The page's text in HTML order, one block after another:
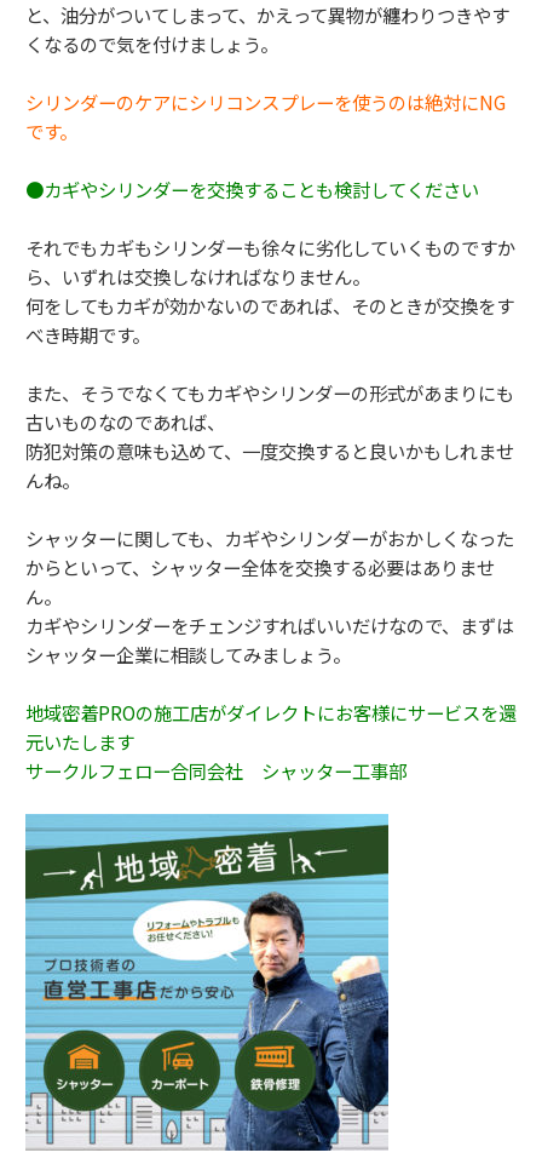
と、 油分がついてしまって、 かえって異物が纏わりつきやす
くなるので気を付けましょう。
シリンダーのケアにシリコンスプレーを使うのは絶対にNG
です。
●カギやシリンダーを交換することも検討してください
それでもカギもシリンダーも徐々に劣化していくものですか
ら、 いずれは交換しなければなりません。
何をしてもカギが効かないのであれば、 そのときが交換をす
べき時期です。
また、 そうでなくてもカギやシリンダーの形式があまりにも
古いものなのであれば、
防犯対策の意味も込めて、一度交換すると良いかもしれませ
んね。
シャッターに関しても、 カギやシリンダーがおかしくなった
からといって、 シャッター全体を交換する必要はありませ
ん。
カギやシリンダーをチェンジすればいいだけなので、
まずは
シャッター企業に相談してみましょう。
地域密着PROの施工店がダイレクトにお客様にサービスを還
元いたします
サークルフェロー合同会社 シャッター工事部